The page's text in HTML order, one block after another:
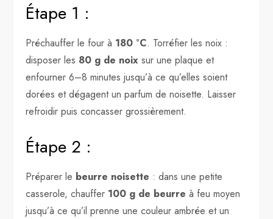
Étape 1 :
Préchauffer le four à 180 °C. Torréfier les noix :
disposer les 80 g de noix sur une plaque et
enfourner 6–8 minutes jusqu’à ce qu’elles soient
dorées et dégagent un parfum de noisette. Laisser
refroidir puis concasser grossièrement.
Étape 2 :
Préparer le beurre noisette : dans une petite
casserole, chauffer 100 g de beurre à feu moyen
jusqu’à ce qu’il prenne une couleur ambrée et un